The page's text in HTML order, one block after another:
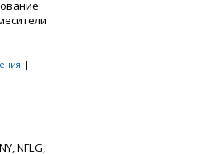
|
NFLG,